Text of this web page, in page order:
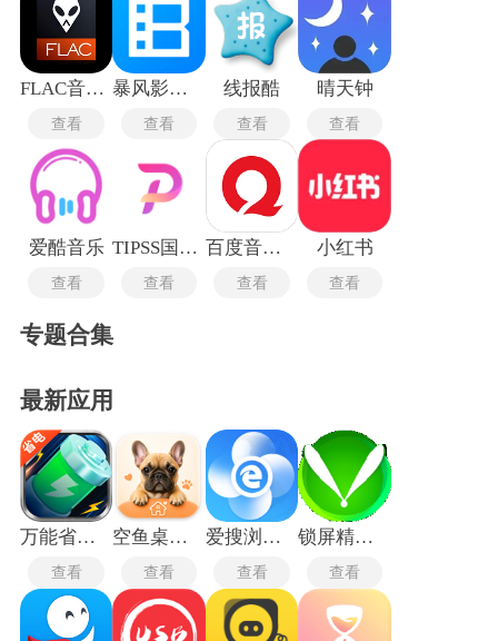
FLAC音乐播放器安卓版
查看
暴风影音最新版本
查看
线报酷
查看
晴天钟
查看
爱酷音乐
查看
TIPSS国际版
查看
百度音乐盒
查看
小红书
查看
专题合集
最新应用
万能省电宝
查看
空鱼桌面宠物
查看
爱搜浏览器旧版
查看
锁屏精灵旧版本
查看